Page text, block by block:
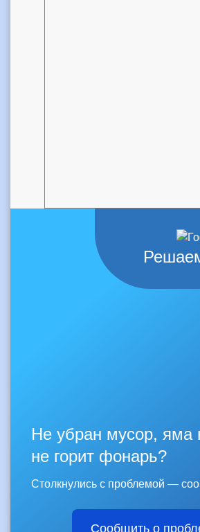
Не убран мусор, яма
не горит фонарь?
Столкнулись с проблемой —
Сообщить о